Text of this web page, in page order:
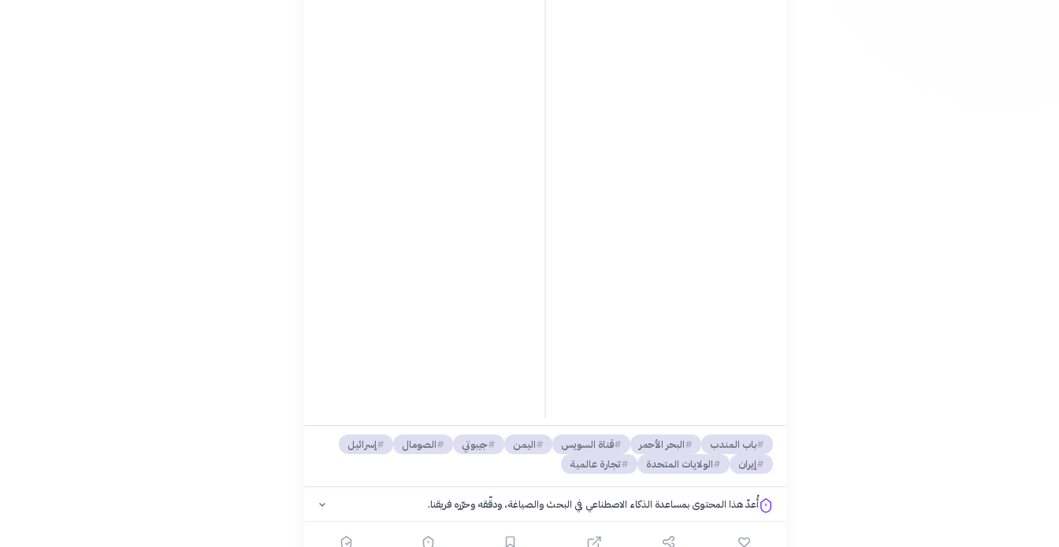
باب المندب البحر الأحمر قناة السويس اليمن جيبوتي الصومال
إسرائيل
إيران
الولايات المتحدة تجارة عالمية
أُعدّ هذا المحتوى بمساعدة الذكاء الاصطناعي في البحث والصياغة، ودقّقه وحرّره فريقنا.